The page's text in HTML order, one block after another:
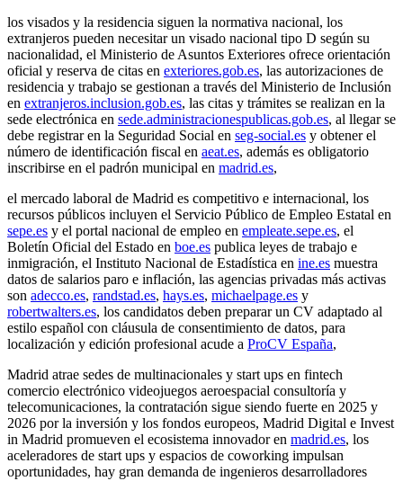
los visados y la residencia siguen la normativa nacional, los
extranjeros pueden necesitar un visado nacional tipo D según su
nacionalidad, el Ministerio de Asuntos Exteriores ofrece orientación
oficial y reserva de citas en exteriores.gob.es, las autorizaciones de
residencia y trabajo se gestionan a través del Ministerio de Inclusión
en extranjeros.inclusion.gob.es, las citas y trámites se realizan en la
sede electrónica en sede.administracionespublicas.gob.es, al llegar se
debe registrar en la Seguridad Social en seg-social.es y obtener el
número de identificación fiscal en aeat.es, además es obligatorio
inscribirse en el padrón municipal en madrid.es,
el mercado laboral de Madrid es competitivo e internacional, los
recursos públicos incluyen el Servicio Público de Empleo Estatal en
sepe.es y el portal nacional de empleo en empleate.sepe.es, el
Boletín Oficial del Estado en boe.es publica leyes de trabajo e
inmigración, el Instituto Nacional de Estadística en ine.es muestra
datos de salarios paro e inflación, las agencias privadas más activas
son adecco.es, randstad.es, hays.es, michaelpage.es y
robertwalters.es, los candidatos deben preparar un CV adaptado al
estilo español con cláusula de consentimiento de datos, para
localización y edición profesional acude a ProCV España,
Madrid atrae sedes de multinacionales y start ups en fintech
comercio electrónico videojuegos aeroespacial consultoría y
telecomunicaciones, la contratación sigue siendo fuerte en 2025 y
2026 por la inversión y los fondos europeos, Madrid Digital e Invest
in Madrid promueven el ecosistema innovador en madrid.es, los
aceleradores de start ups y espacios de coworking impulsan
oportunidades, hay gran demanda de ingenieros desarrolladores